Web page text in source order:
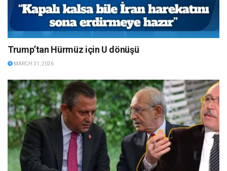
Trump’tan Hürmüz için U dönüşü
MARCH 31, 2026